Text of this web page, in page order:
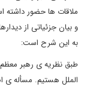
ملاقات ها حضور داشته
و بیان جزئیاتی از
به این شرح است:
طبق نظریه ی رهبر
الملل هستیم. مسأله ی